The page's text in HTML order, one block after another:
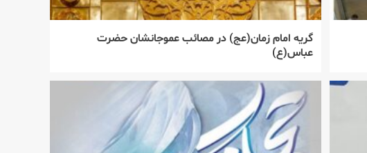
گریه امام زمان(عج) در مصائب عموجانشان حضرت
عباس(ع)